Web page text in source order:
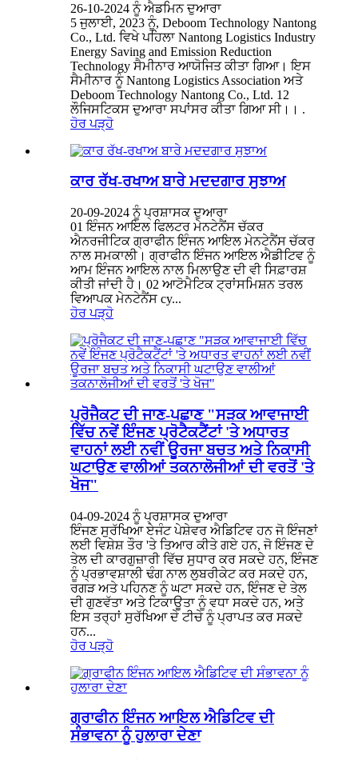
26-10-2024 ਨੂੰ ਐਡਮਿਨ ਦੁਆਰਾ
5 ਜੁਲਾਈ, 2023 ਨੂੰ, Deboom Technology Nantong
Co., Ltd. ਵਿਖੇ ਪਹਿਲਾ Nantong Logistics Industry
Energy Saving and Emission Reduction
Technology ਸੈਮੀਨਾਰ ਆਯੋਜਿਤ ਕੀਤਾ ਗਿਆ। ਇਸ
ਸੈਮੀਨਾਰ ਨੂੰ Nantong Logistics Association ਅਤੇ
Deboom Technology Nantong Co., Ltd. 12
ਲੌਜਿਸਟਿਕਸ ਦੁਆਰਾ ਸਪਾਂਸਰ ਕੀਤਾ ਗਿਆ ਸੀ।। .
ਹੋਰ ਪੜ੍ਹੋ
ਕਾਰ ਰੱਖ-ਰਖਾਅ ਬਾਰੇ ਮਦਦਗਾਰ ਸੁਝਾਅ
20-09-2024 ਨੂੰ ਪ੍ਰਸ਼ਾਸਕ ਦੁਆਰਾ
01 ਇੰਜਨ ਆਇਲ ਫਿਲਟਰ ਮੇਨਟੇਨੈਂਸ ਚੱਕਰ
ਐਨਰਜੀਟਿਕ ਗ੍ਰਾਫੀਨ ਇੰਜਨ ਆਇਲ ਮੇਨਟੇਨੈਂਸ ਚੱਕਰ
ਨਾਲ ਸਮਕਾਲੀ। ਗ੍ਰਾਫੀਨ ਇੰਜਨ ਆਇਲ ਐਡੀਟਿਵ ਨੂੰ
ਆਮ ਇੰਜਨ ਆਇਲ ਨਾਲ ਮਿਲਾਉਣ ਦੀ ਵੀ ਸਿਫ਼ਾਰਸ਼
ਕੀਤੀ ਜਾਂਦੀ ਹੈ। 02 ਆਟੋਮੈਟਿਕ ਟ੍ਰਾਂਸਮਿਸ਼ਨ ਤਰਲ
ਵਿਆਪਕ ਮੇਨਟੇਨੈਂਸ cy...
ਹੋਰ ਪੜ੍ਹੋ
ਪ੍ਰੋਜੈਕਟ ਦੀ ਜਾਣ-ਪਛਾਣ "ਸੜਕ ਆਵਾਜਾਈ
ਵਿੱਚ ਨਵੇਂ ਇੰਜਣ ਪ੍ਰੋਟੈਕਟੈਂਟਾਂ 'ਤੇ ਅਧਾਰਤ
ਵਾਹਨਾਂ ਲਈ ਨਵੀਂ ਊਰਜਾ ਬਚਤ ਅਤੇ ਨਿਕਾਸੀ
ਘਟਾਉਣ ਵਾਲੀਆਂ ਤਕਨਾਲੋਜੀਆਂ ਦੀ ਵਰਤੋਂ 'ਤੇ
ਖੋਜ"
04-09-2024 ਨੂੰ ਪ੍ਰਸ਼ਾਸਕ ਦੁਆਰਾ
ਇੰਜਣ ਸੁਰੱਖਿਆ ਏਜੰਟ ਪੇਸ਼ੇਵਰ ਐਡਿਟਿਵ ਹਨ ਜੋ ਇੰਜਣਾਂ
ਲਈ ਵਿਸ਼ੇਸ਼ ਤੌਰ 'ਤੇ ਤਿਆਰ ਕੀਤੇ ਗਏ ਹਨ, ਜੋ ਇੰਜਣ ਦੇ
ਤੇਲ ਦੀ ਕਾਰਗੁਜ਼ਾਰੀ ਵਿੱਚ ਸੁਧਾਰ ਕਰ ਸਕਦੇ ਹਨ, ਇੰਜਣ
ਨੂੰ ਪ੍ਰਭਾਵਸ਼ਾਲੀ ਢੰਗ ਨਾਲ ਲੁਬਰੀਕੇਟ ਕਰ ਸਕਦੇ ਹਨ,
ਰਗੜ ਅਤੇ ਪਹਿਨਣ ਨੂੰ ਘਟਾ ਸਕਦੇ ਹਨ, ਇੰਜਣ ਦੇ ਤੇਲ
ਦੀ ਗੁਣਵੱਤਾ ਅਤੇ ਟਿਕਾਊਤਾ ਨੂੰ ਵਧਾ ਸਕਦੇ ਹਨ, ਅਤੇ
ਇਸ ਤਰ੍ਹਾਂ ਸੁਰੱਖਿਆ ਦੇ ਟੀਚੇ ਨੂੰ ਪ੍ਰਾਪਤ ਕਰ ਸਕਦੇ
ਹਨ...
ਹੋਰ ਪੜ੍ਹੋ
ਗ੍ਰਾਫੀਨ ਇੰਜਨ ਆਇਲ ਐਡਿਟਿਵ ਦੀ
ਸੰਭਾਵਨਾ ਨੂੰ ਹੁਲਾਰਾ ਦੇਣਾ